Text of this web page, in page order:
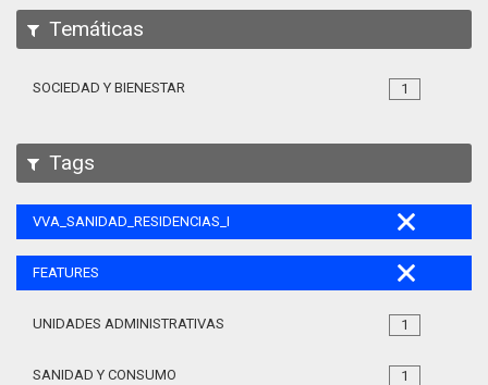
Temáticas
1
SOCIEDAD Y BIENESTAR
Tags
VVA_SANIDAD_RESIDENCIAS_MAYORES_105
FEATURES
1
UNIDADES ADMINISTRATIVAS
1
SANIDAD Y CONSUMO